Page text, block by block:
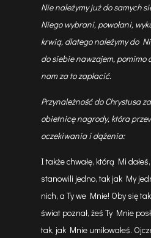
Nie należymy już do samych
Niego wybrani, powołani,
krwią, dlatego należymy do
do siebie nawzajem, pomimo
nam za to zapłacić.
Przynależność do Chrystusa
obietnicę nagrody, która
oczekiwania i dążenia:
I także chwałę, którą Mi
stanowili jedno, tak jak My
nich, a Ty we Mnie! Oby się
świat poznał, żeś Ty Mnie
tak, jak Mnie umiłowałeś.